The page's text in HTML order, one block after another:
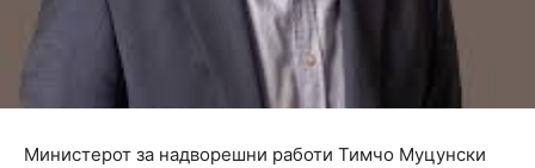
Министерот за надворешни работи Тимчо Муцунски